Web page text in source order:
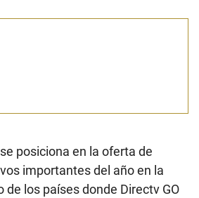
posiciona en la oferta de
importantes del año en la
de los países donde Directv GO